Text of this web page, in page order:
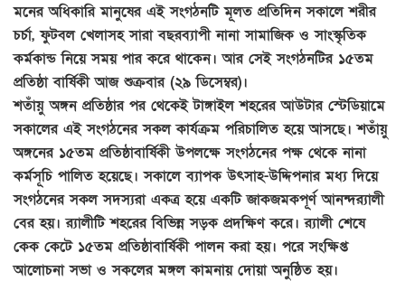
মনের অধিকারি মানুষের এই সংগঠনটি মূলত প্রতিদিন সকালে শরীর
চর্চা, ফুটবল খেলাসহ সারা বছরব্যাপী নানা সামাজিক ও সাংস্কৃতিক
কর্মকান্ড নিয়ে সময় পার করে থাকেন। আর সেই সংগঠনটির ১৫তম
প্রতিষ্ঠা বার্ষিকী আজ শুক্রবার (২৯ ডিসেম্বর)।
শতাঁয়ু অঙ্গন প্রতিষ্ঠার পর থেকেই টাঙ্গাইল শহরের আউটার স্টেডিয়ামে
সকালের এই সংগঠনের সকল কার্যক্রম পরিচালিত হয়ে আসছে। শতাঁয়ু
অঙ্গনের ১৫তম প্রতিষ্ঠাবার্ষিকী উপলক্ষে সংগঠনের পক্ষ থেকে নানা
কর্মসূচি পালিত হয়েছে। সকালে ব্যাপক উৎসাহ-উদ্দিপনার মধ্য দিয়ে
সংগঠনের সকল সদস্যরা একত্র হয়ে একটি জাকজমকপূর্ণ আনন্দর‌্যালী
বের হয়। র‌্যালীটি শহরের বিভিন্ন সড়ক প্রদক্ষিণ করে। র‌্যালী শেষে
কেক কেটে ১৫তম প্রতিষ্ঠাবার্ষিকী পালন করা হয়। পরে সংক্ষিপ্ত
আলোচনা সভা ও সকলের মঙ্গল কামনায় দোয়া অনুষ্ঠিত হয়।